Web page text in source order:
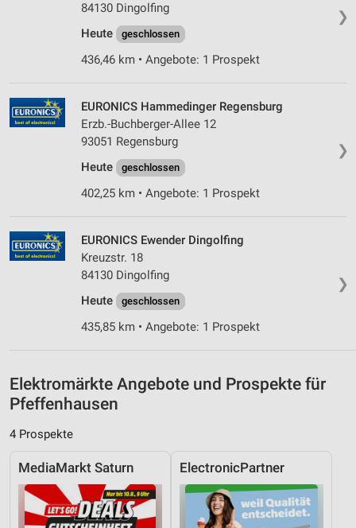
❯
84130 Dingolfing
Heute
geschlossen
436,46 km • Angebote: 1 Prospekt
❯
EURONICS Hammedinger Regensburg
Erzb.-Buchberger-Allee 12
93051 Regensburg
Heute
geschlossen
402,25 km • Angebote: 1 Prospekt
❯
EURONICS Ewender Dingolfing
Kreuzstr. 18
84130 Dingolfing
Heute
geschlossen
435,85 km • Angebote: 1 Prospekt
Elektromärkte Angebote und Prospekte für
Pfeffenhausen
4 Prospekte
MediaMarkt Saturn ElectronicPartner
Verwendung von Profilen zur Auswahl
personalisierter Werbung
Erstellung von Profilen zur Personalisierung
Verwendung von Profilen zur Auswahl
personalisierter Inhalte
Messung der Werbeleistung
Messung der Performance von Inhalten
Quellen
Entwicklung und Verbesserung der Angebote
Verwendung reduzierter Daten zur Auswahl von
Geräte anhand von aktiv angeforderten
Nicht-IAB-Verarbeitungszwecke:
Notwendig
Performance